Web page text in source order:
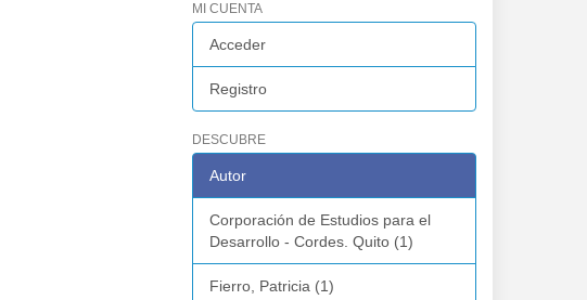
MI CUENTA
Acceder
Registro
DESCUBRE
Autor
Corporación de Estudios para el
Desarrollo - Cordes. Quito (1)
Fierro, Patricia (1)